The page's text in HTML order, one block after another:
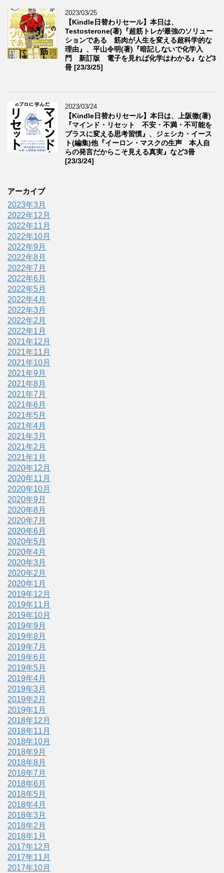
2023/03/25
【Kindle日替わりセール】本日は、
Testosterone(著)『超筋トレが最強のソリュー
ションである 筋肉が人生を変える超科学的な
理由』、平山令明(著)『暗記しないで化学入
門 新訂版 電子を見れば化学はわかる』など3
冊 [23/3/25]
2023/03/24
【Kindle日替わりセール】本日は、上阪徹(著)
『マインド・リセット 不安・不満・不可能を
プラスに変える思考習慣』、ジェシカ・イース
ト(編集)他『イーロン・マスクの生声 本人自
らの発言だからこそ見える真実』など3冊
[23/3/24]
アーカイブ
2023年3月
2022年12月
2022年11月
2022年10月
2022年9月
2022年8月
2022年7月
2022年6月
2022年5月
2022年4月
2022年3月
2022年2月
2022年1月
2021年12月
2021年11月
2021年10月
2021年9月
2021年8月
2021年7月
2021年6月
2021年5月
2021年4月
2021年3月
2021年2月
2021年1月
2020年12月
2020年11月
2020年10月
2020年9月
2020年8月
2020年7月
2020年6月
2020年5月
2020年4月
2020年3月
2020年2月
2020年1月
2019年12月
2019年11月
2019年10月
2019年9月
2019年8月
2019年7月
2019年6月
2019年5月
2019年4月
2019年3月
2019年2月
2019年1月
2018年12月
2018年11月
2018年10月
2018年9月
2018年8月
2018年7月
2018年6月
2018年5月
2018年4月
2018年3月
2018年2月
2018年1月
2017年12月
2017年11月
2017年10月